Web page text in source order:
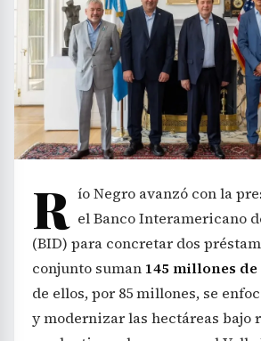
R ío Negro avanzó con la
el Banco Interamericano
(BID) para concretar dos
conjunto suman 145 millones
de ellos, por 85 millones, se
y modernizar las hectáreas bajo